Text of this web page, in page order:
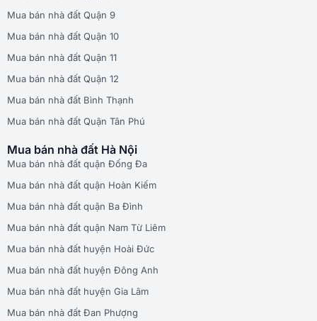
Mua bán nhà đất Quận 9
Mua bán nhà đất Quận 10
Mua bán nhà đất Quận 11
Mua bán nhà đất Quận 12
Mua bán nhà đất Bình Thạnh
Mua bán nhà đất Quận Tân Phú
Mua bán nhà đất Hà Nội
Mua bán nhà đất quận Đống Đa
Mua bán nhà đất quận Hoàn Kiếm
Mua bán nhà đất quận Ba Đình
Mua bán nhà đất quận Nam Từ Liêm
Mua bán nhà đất huyện Hoài Đức
Mua bán nhà đất huyện Đông Anh
Mua bán nhà đất huyện Gia Lâm
Mua bán nhà đất Đan Phượng